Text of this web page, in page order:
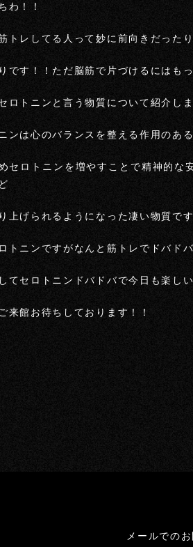
わ！！
トレしてる人って妙に前向きだった
です！！ただ脳筋で片づけるにはも
ロトニンと言う物質について紹介しま
ンは心のバランスを整える作用のあ
セロトニンを増やすことで精神的な
上げられるようになった凄い物質です
トニンですがなんと筋トレでドバド
てセロトニンドバドバで今日も楽し
来館お待ちしております！！
メールでの